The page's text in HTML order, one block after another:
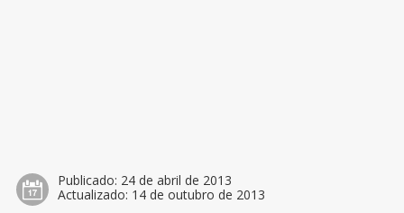
Publicado: 24 de abril de 2013
Actualizado: 14 de outubro de 2013